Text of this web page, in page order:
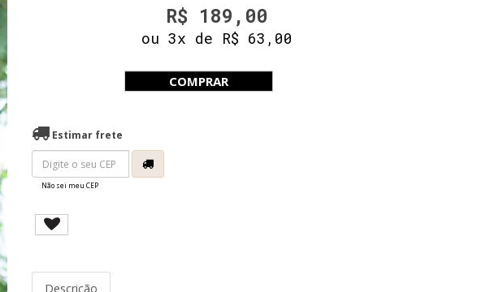
R$ 189,00
ou 3x de R$ 63,00
COMPRAR
Estimar frete
Não sei meu CEP
Descrição